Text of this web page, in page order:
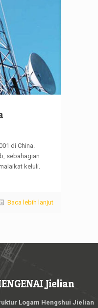
di China.
sebahagian
keluli.
Baca lebih lanjut
Jielian
Logam Hengshui Jielian